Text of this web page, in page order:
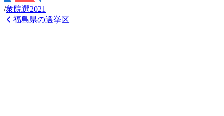
/衆院選2021
福島県の選挙区